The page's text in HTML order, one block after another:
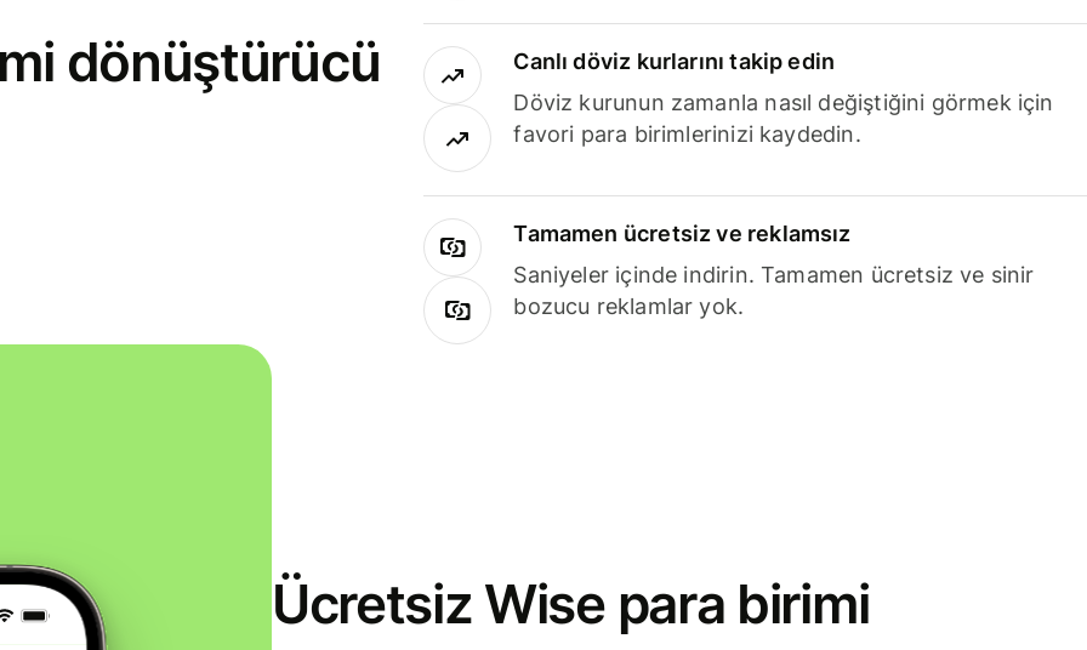
dönüştürücü
Canlı döviz kurlarını takip edin
Döviz kurunun zamanla nasıl değiştiğini görmek için
favori para birimlerinizi kaydedin.
Tamamen ücretsiz ve reklamsız
Saniyeler içinde indirin. Tamamen ücretsiz ve sinir
bozucu reklamlar yok.
Ücretsiz Wise para birimi